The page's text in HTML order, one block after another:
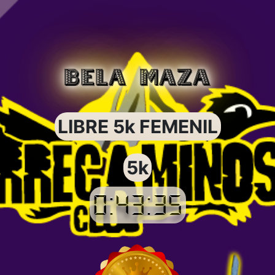
BELA MAZA
LIBRE 5k FEMENIL
5k
0:43:35